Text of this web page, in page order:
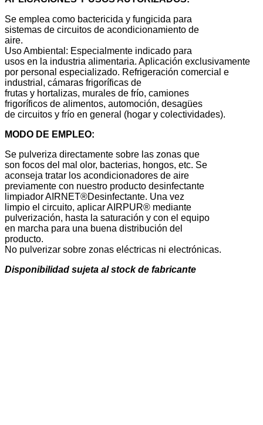
Se emplea como bactericida y fungicida para
sistemas de circuitos de acondicionamiento de
aire.
Uso Ambiental: Especialmente indicado para
usos en la industria alimentaria. Aplicación exclusivamente
por personal especializado. Refrigeración comercial e
industrial, cámaras frigoríficas de
frutas y hortalizas, murales de frío, camiones
frigoríficos de alimentos, automoción, desagües
de circuitos y frío en general (hogar y colectividades).
MODO DE EMPLEO:
Se pulveriza directamente sobre las zonas que
son focos del mal olor, bacterias, hongos, etc. Se
aconseja tratar los acondicionadores de aire
previamente con nuestro producto desinfectante
limpiador AIRNET®Desinfectante. Una vez
limpio el circuito, aplicar AIRPUR® mediante
pulverización, hasta la saturación y con el equipo
en marcha para una buena distribución del
producto.
No pulverizar sobre zonas eléctricas ni electrónicas.
Disponibilidad sujeta al stock de fabricante